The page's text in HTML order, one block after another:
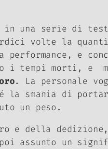
una serie di
volte la
e
i tempi morti, e
. La personale
la smania di
un peso.
e della
assunto un